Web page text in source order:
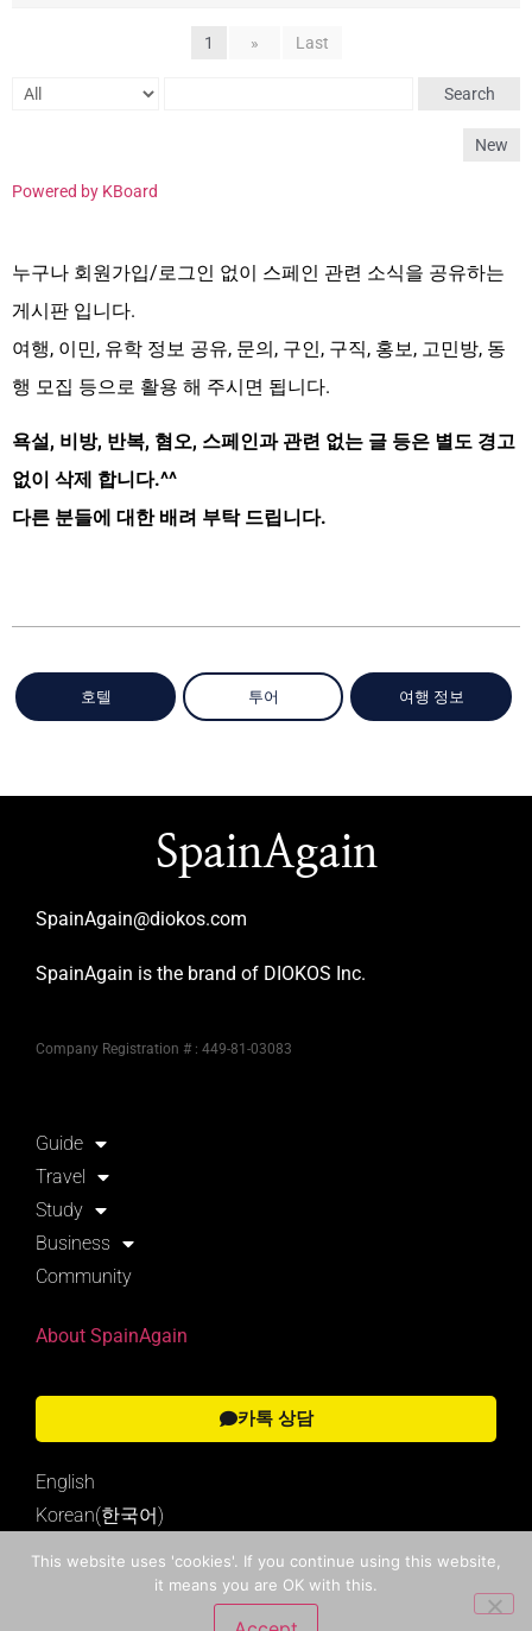
1 » Last
Search
New
Powered by KBoard
누구나 회원가입/로그인 없이 스페인 관련 소식을 공유하는
게시판 입니다.
여행, 이민, 유학 정보 공유, 문의, 구인, 구직, 홍보, 고민방, 동
행 모집 등으로 활용 해 주시면 됩니다.
욕설, 비방, 반복, 혐오, 스페인과 관련 없는 글 등은 별도 경고
없이 삭제 합니다.^^
다른 분들에 대한 배려 부탁 드립니다.
호텔 투어 여행 정보
SpainAgain
SpainAgain@diokos.com
SpainAgain is the brand of DIOKOS Inc.
Company Registration # : 449-81-03083
Guide
Travel
Study
Business
Community
About SpainAgain
카톡 상담
English
Korean(한국어)
This website uses 'cookies'. If you continue using this website,
it means you are OK with this.